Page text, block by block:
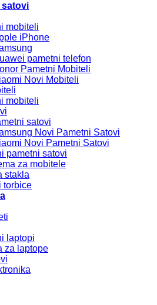
satovi
mobiteli
iPhone
pametni telefon
Pametni Mobiteli
Novi Mobiteli
mobiteli
satovi
Novi Pametni Satovi
Novi Pametni Satovi
pametni satovi
za mobitele
stakla
torbice
laptopi
za laptope